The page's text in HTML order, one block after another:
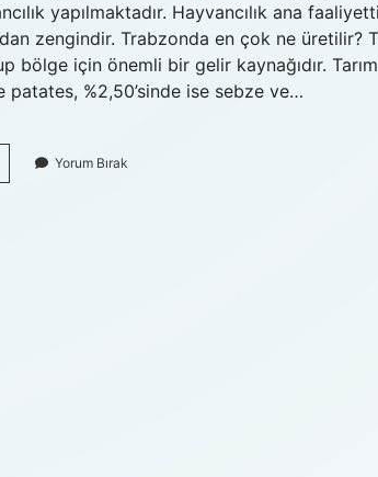
yapılmaktadır. Hayvancılık ana
zengindir. Trabzonda en çok ne üretilir?
bölge için önemli bir gelir kaynağıdır.
patates, %2,50’sinde ise sebze ve…
Yorum Bırak